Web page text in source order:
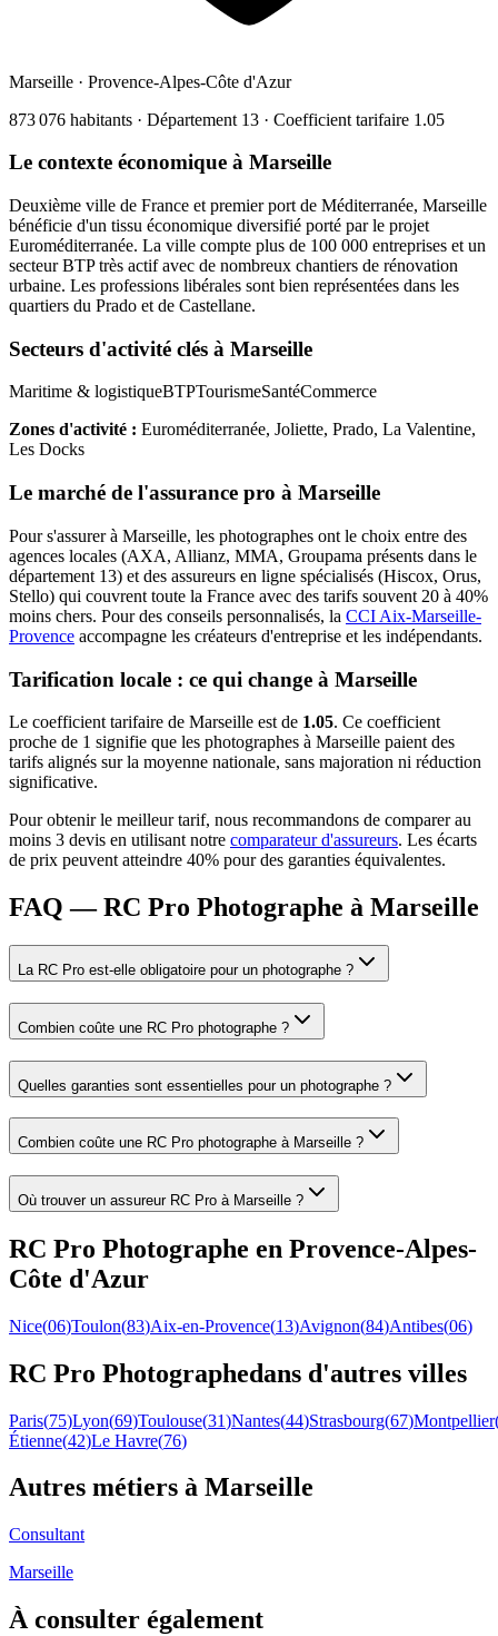
Marseille · Provence-Alpes-Côte d'Azur
873 076 habitants · Département 13 · Coefficient tarifaire 1.05
Le contexte économique à Marseille
Deuxième ville de France et premier port de Méditerranée, Marseille
bénéficie d'un tissu économique diversifié porté par le projet
Euroméditerranée. La ville compte plus de 100 000 entreprises et un
secteur BTP très actif avec de nombreux chantiers de rénovation
urbaine. Les professions libérales sont bien représentées dans les
quartiers du Prado et de Castellane.
Secteurs d'activité clés à Marseille
Maritime & logistiqueBTPTourismeSantéCommerce
Zones d'activité : Euroméditerranée, Joliette, Prado, La Valentine,
Les Docks
Le marché de l'assurance pro à Marseille
Pour s'assurer à Marseille, les photographes ont le choix entre des
agences locales (AXA, Allianz, MMA, Groupama présents dans le
département 13) et des assureurs en ligne spécialisés (Hiscox, Orus,
Stello) qui couvrent toute la France avec des tarifs souvent 20 à 40%
moins chers. Pour des conseils personnalisés, la CCI Aix-Marseille-
Provence accompagne les créateurs d'entreprise et les indépendants.
Tarification locale : ce qui change à Marseille
Le coefficient tarifaire de Marseille est de 1.05. Ce coefficient
proche de 1 signifie que les photographes à Marseille paient des
tarifs alignés sur la moyenne nationale, sans majoration ni réduction
significative.
Pour obtenir le meilleur tarif, nous recommandons de comparer au
moins 3 devis en utilisant notre comparateur d'assureurs. Les écarts
de prix peuvent atteindre 40% pour des garanties équivalentes.
FAQ — RC Pro Photographe à Marseille
La RC Pro est-elle obligatoire pour un photographe ?
Combien coûte une RC Pro photographe ?
Quelles garanties sont essentielles pour un photographe ?
Combien coûte une RC Pro photographe à Marseille ?
Où trouver un assureur RC Pro à Marseille ?
RC Pro Photographe en Provence-Alpes-
Côte d'Azur
Nice(06)Toulon(83)Aix-en-Provence(13)Avignon(84)Antibes(06)
RC Pro Photographedans d'autres villes
Paris(75)Lyon(69)Toulouse(31)Nantes(44)Strasbourg(67)Montpellier
Étienne(42)Le Havre(76)
Autres métiers à Marseille
Consultant
Marseille
À consulter également